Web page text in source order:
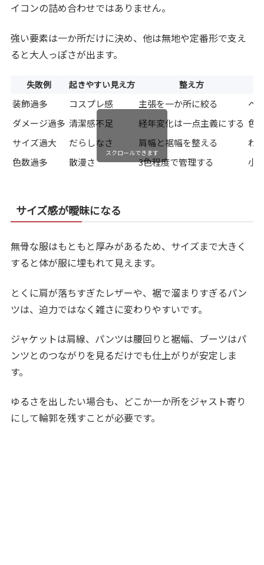
イコンの詰め合わせではありません。
強い要素は一か所だけに決め、他は無地や定番形で支え
ると大人っぽさが出ます。
失敗例 起きやすい見え方 整え方
装飾過多 コスプレ感 主張を一か所に絞る
ベ
ダメージ過多 清潔感不足 経年変化は一点主義にする 色
サイズ過大
だらしなさ 肩幅と裾幅を整える
わ
色数過多
散漫さ 3色程度で管理する 小
スクロールできます
サイズ感が曖昧になる
無骨な服はもともと厚みがあるため、サイズまで大きく
すると体が服に埋もれて見えます。
とくに肩が落ちすぎたレザーや、裾で溜まりすぎるパン
ツは、迫力ではなく雑さに変わりやすいです。
ジャケットは肩線、パンツは腰回りと裾幅、ブーツはパ
ンツとのつながりを見るだけでも仕上がりが安定しま
す。
ゆるさを出したい場合も、どこか一か所をジャスト寄り
にして輪郭を残すことが必要です。